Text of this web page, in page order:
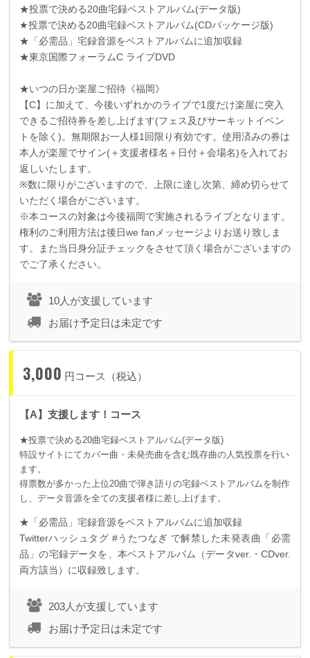
★投票で決める20曲宅録ベストアルバム(データ版)
★投票で決める20曲宅録ベストアルバム(CDパッケージ版)
★「必需品」宅録音源をベストアルバムに追加収録
★東京国際フォーラムC ライブDVD
★いつの日か楽屋ご招待《福岡》
【C】に加えて、今後いずれかのライブで1 度だけ楽屋に突入
できるご招待券を差し上げます(フェス及びサーキットイベン
トを除く )。無期限お一人様1 回限り有効です。使用済みの券は
本人が楽屋でサイン(＋支援者様名＋日付＋会場名)を入れてお
返しいたします。
※数に限りがございますので、上限に達し次第、締め切らせて
いただく場合がございます。
※本コースの対象は今後福岡で実施されるライブとなります。
権利のご利用方法は後日we fanメッセージよりお送り致しま
す。また当日身分証チェックをさせて頂く場合がございますの
でご了承ください。
10人が支援しています
お届け予定日は未定です
3,000 円コース（税込）
【A】支援します！コース
★投票で決める20曲宅録ベストアルバム(データ版)
特設サイトにてカバー曲・未発売曲を含む既存曲の人気投票を行い
ます。
得票数が多かった上位20曲で弾き語りの宅録ベストアルバムを制作
し、データ音源を全ての支援者様に差し上げます。
★「必需品」宅録音源をベストアルバムに追加収録
Twitterハッシュタグ #うたつなぎ で解禁した未発表曲「必需
品」の宅録データを、本ベストアルバム（データver. ・CDver.
両方該当）に収録致します。
203人が支援しています
お届け予定日は未定です